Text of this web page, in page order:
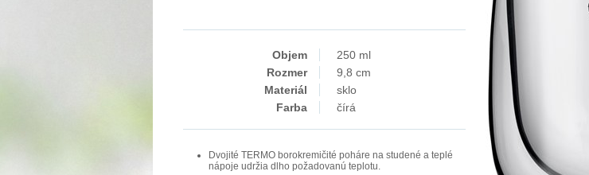
Objem
250 ml
Rozmer
9,8 cm
Materiál
sklo
Farba
čírá
Dvojité TERMO borokremičité poháre na studené a teplé
nápoje udržia dlho požadovanú teplotu.